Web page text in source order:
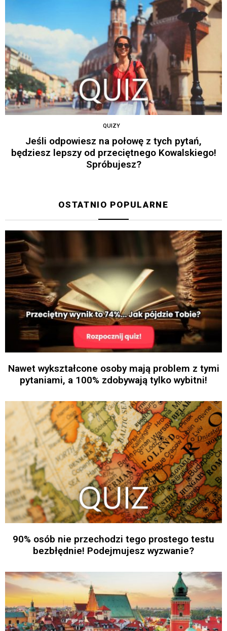
QUIZY
Jeśli odpowiesz na połowę z tych pytań,
będziesz lepszy od przeciętnego Kowalskiego!
Spróbujesz?
OSTATNIO POPULARNE
Nawet wykształcone osoby mają problem z tymi
pytaniami, a 100% zdobywają tylko wybitni!
90% osób nie przechodzi tego prostego testu
bezbłędnie! Podejmujesz wyzwanie?